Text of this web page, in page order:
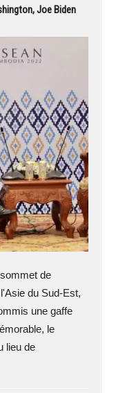
Joe Biden
de
du Sud-Est,
une gaffe
le
lieu de